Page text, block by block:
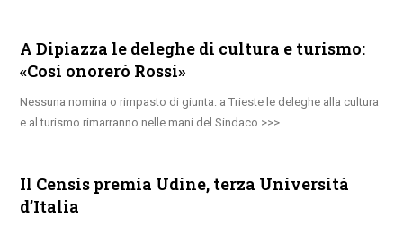
A Dipiazza le deleghe di cultura e turismo:
«Così onorerò Rossi»
Nessuna nomina o rimpasto di giunta: a Trieste le deleghe alla cultura
e al turismo rimarranno nelle mani del Sindaco
Il Censis premia Udine, terza Università
d’Italia